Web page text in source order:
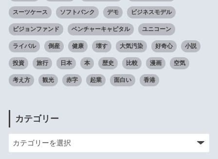
スーツケース ソフトバンク デモ ビジネスモデル
ビジョンファンド ベンチャーキャピタル ユニコーン
ライバル 倒産 健康 壊す 大気汚染 好奇心 小説
投資 旅行 日本 本 歴史 比較 漫画 空気
考え方 観光 赤字 起業 面白い 香港
カテゴリー